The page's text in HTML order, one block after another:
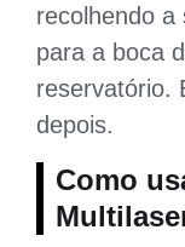
recolhendo a
para a boca
reservatório.
depois.
Como